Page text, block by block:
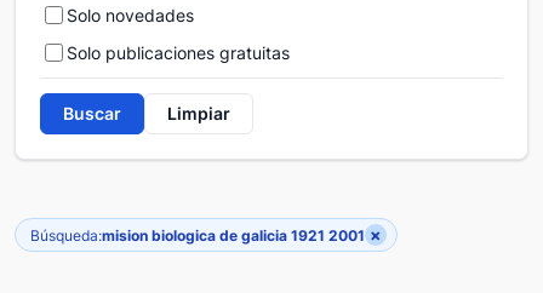
Solo novedades
Solo publicaciones gratuitas
Buscar Limpiar
Búsqueda:mision biologica de galicia 1921 2001 ×